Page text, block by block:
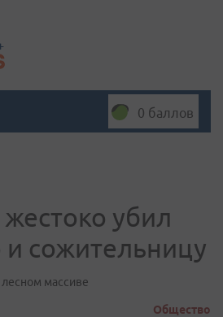
0 баллов
убил
и сожительницу
массиве
Общество